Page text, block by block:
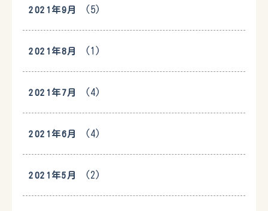
2021年9月 (5)
2021年8月 (1)
2021年7月 (4)
2021年6月 (4)
2021年5月 (2)